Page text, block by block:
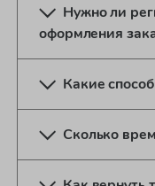
Нужно ли
оформления
Какие
Сколько